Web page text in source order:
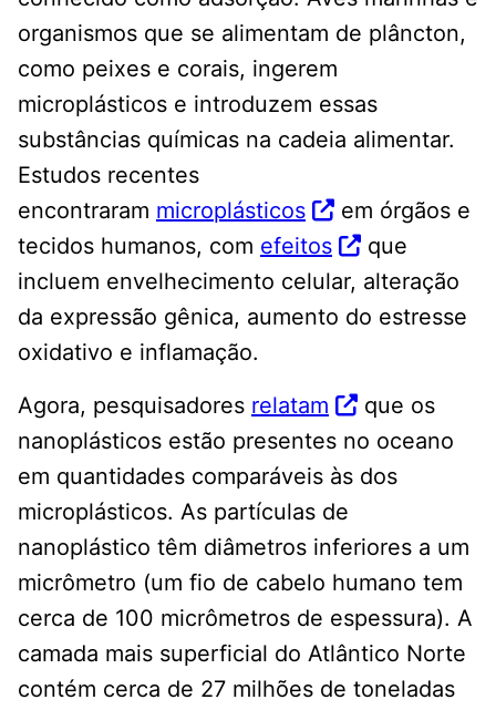
organismos que se alimentam de plâncton,
como peixes e corais, ingerem
microplásticos e introduzem essas
substâncias químicas na cadeia alimentar.
Estudos recentes
encontraram microplásticos
em órgãos e
tecidos humanos, com efeitos
que
incluem envelhecimento celular, alteração
da expressão gênica, aumento do estresse
oxidativo e inflamação.
Agora, pesquisadores relatam
que os
nanoplásticos estão presentes no oceano
em quantidades comparáveis ​​às dos
microplásticos. As partículas de
nanoplástico têm diâmetros inferiores a um
micrômetro (um fio de cabelo humano tem
cerca de 100 micrômetros de espessura). A
camada mais superficial do Atlântico Norte
contém cerca de 27 milhões de toneladas